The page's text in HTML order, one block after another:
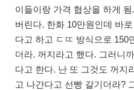
이들이랑 가격 협상을 하게
버린다. 한화 10만원인데 바
다고 하고 ㄷㄸ 방식으로 150
더라. 꺼지라고 했다. 그러니
다고 한다. 난 또 그것도 꺼지
고 나간다고 선빵 갈기더라?